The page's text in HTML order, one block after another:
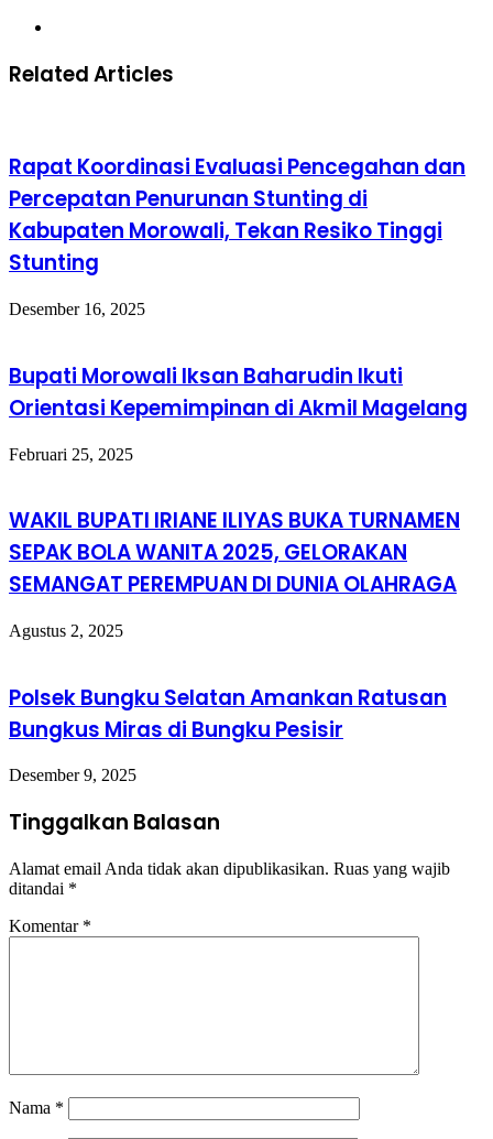
Related Articles
Rapat Koordinasi Evaluasi Pencegahan dan
Percepatan Penurunan Stunting di
Kabupaten Morowali, Tekan Resiko Tinggi
Stunting
Desember 16, 2025
Bupati Morowali Iksan Baharudin Ikuti
Orientasi Kepemimpinan di Akmil Magelang
Februari 25, 2025
WAKIL BUPATI IRIANE ILIYAS BUKA TURNAMEN
SEPAK BOLA WANITA 2025, GELORAKAN
SEMANGAT PEREMPUAN DI DUNIA OLAHRAGA
Agustus 2, 2025
Polsek Bungku Selatan Amankan Ratusan
Bungkus Miras di Bungku Pesisir
Desember 9, 2025
Tinggalkan Balasan
Alamat email Anda tidak akan dipublikasikan. Ruas yang wajib
ditandai *
Komentar *
Nama *